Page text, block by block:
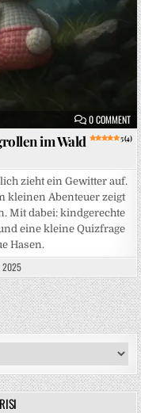
0 COMMENT
im Wald 5 (4)
zieht ein Gewitter auf.
kleinen Abenteuer zeigt
Mit dabei: kindgerechte
eine kleine Quizfrage
Hasen.
2025